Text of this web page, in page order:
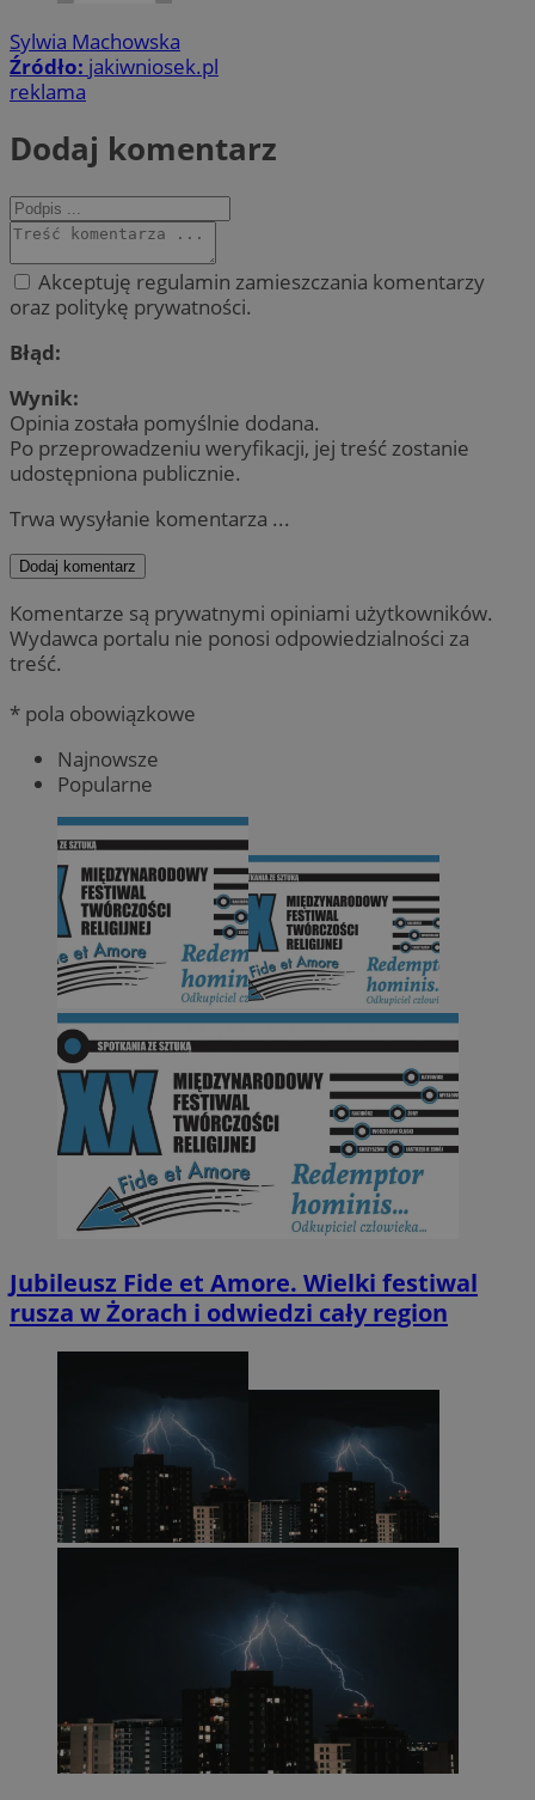
Sylwia Machowska
Źródło: jakiwniosek.pl
reklama
Dodaj komentarz
Akceptuję regulamin zamieszczania komentarzy
oraz politykę prywatności.
Błąd:
Wynik:
Opinia została pomyślnie dodana.
Po przeprowadzeniu weryfikacji, jej treść zostanie
udostępniona publicznie.
Trwa wysyłanie komentarza ...
Dodaj komentarz
Komentarze są prywatnymi opiniami użytkowników.
Wydawca portalu nie ponosi odpowiedzialności za
treść.
* pola obowiązkowe
Najnowsze
Popularne
Jubileusz Fide et Amore. Wielki festiwal
rusza w Żorach i odwiedzi cały region